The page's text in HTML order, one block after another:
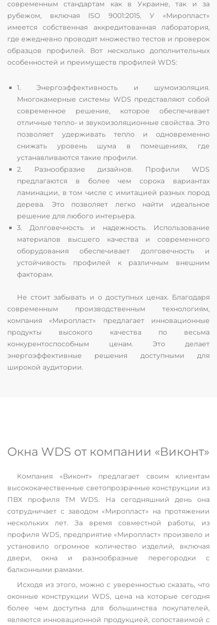
современным стандартам как в Украине, так и за
рубежом, включая ISO 9001:2015. У «Миропласт»
имеется собственная аккредитованная лаборатория,
где ежедневно проводят множество тестов и проверок
образцов профилей. Вот несколько дополнительных
особенностей и преимуществ профилей WDS:
1. Энергоэффективность и шумоизоляция.
Многокамерные системы WDS представляют собой
современное решение, которое обеспечивает
отличные тепло- и звукоизоляционные свойства. Это
позволяет удерживать тепло и одновременно
снижать уровень шума в помещениях, где
устанавливаются такие профили.
2. Разнообразие дизайнов. Профили WDS
предлагаются в более чем сорока вариантах
ламинации, в том числе с имитацией разных пород
дерева. Это позволяет легко найти идеальное
решение для любого интерьера.
3. Долговечность и надежность. Использование
материалов высшего качества и современного
оборудования обеспечивает долговечность и
устойчивость профилей к различным внешним
факторам.
Не стоит забывать и о доступных ценах. Благодаря
современным производственным технологиям,
компания «Миропласт» предлагает инновационные
продукты высокого качества по весьма
конкурентоспособным ценам. Это делает
энергоэффективные решения доступными для
широкой аудитории.
Окна WDS от компании «Виконт»
Компания «Виконт» предлагает своим клиентам
высококачественные светопрозрачные конструкции из
ПВХ профиля ТМ WDS. На сегодняшний день она
сотрудничает с заводом «Миропласт» на протяжении
нескольких лет. За время совместной работы, из
профиля WDS, предприятие «Миропласт» произвело и
установило огромное количество изделий, включая
двери, окна и разнообразные перегородки с
балконными рамами.
Исходя из этого, можно с уверенностью сказать, что
оконные конструкции WDS, цена на которые сегодня
более чем доступна для большинства покупателей,
являются инновационной продукцией, сопоставимой с